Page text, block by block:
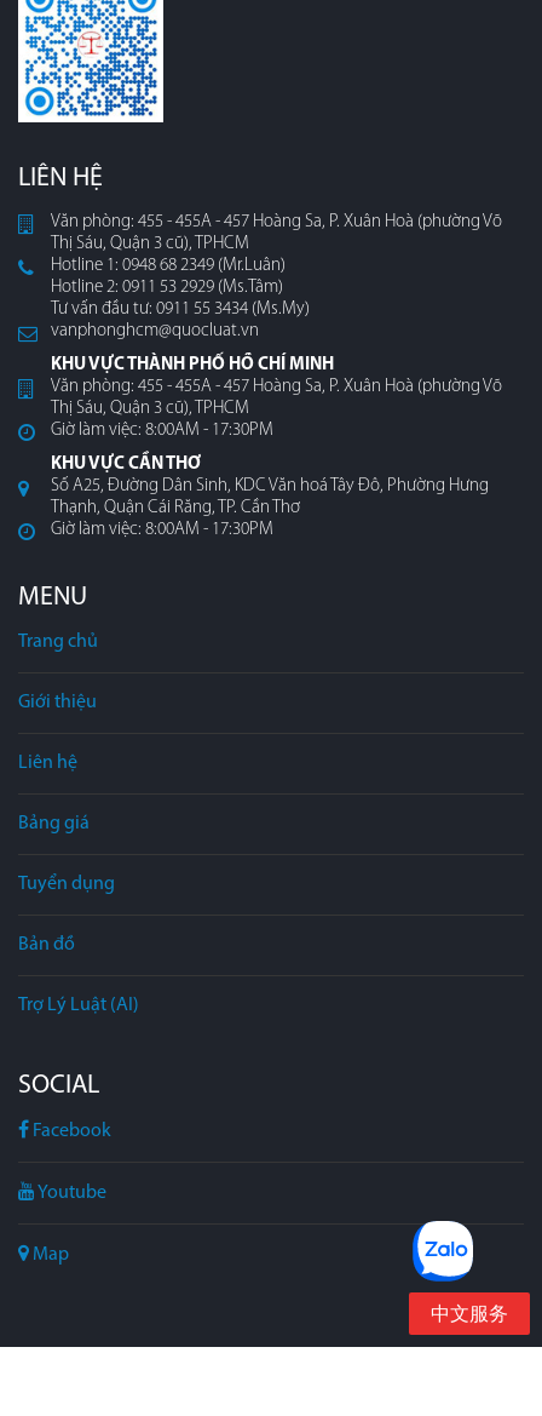
LIÊN HỆ
Văn phòng: 455 - 455A - 457 Hoàng Sa, P. Xuân Hoà (phường Võ
Thị Sáu, Quận 3 cũ), TPHCM
Hotline 1: 0948 68 2349 (Mr.Luân)
Hotline 2: 0911 53 2929 (Ms.Tâm)
Tư vấn đầu tư: 0911 55 3434 (Ms.My)
vanphonghcm@quocluat.vn
KHU VỰC THÀNH PHỐ HỒ CHÍ MINH
Văn phòng: 455 - 455A - 457 Hoàng Sa, P. Xuân Hoà (phường Võ
Thị Sáu, Quận 3 cũ), TPHCM
Giờ làm việc: 8:00AM - 17:30PM
KHU VỰC CẦN THƠ
Số A25, Đường Dân Sinh, KDC Văn hoá Tây Đô, Phường Hưng
Thạnh, Quận Cái Răng, TP. Cần Thơ
Giờ làm việc: 8:00AM - 17:30PM
MENU
Trang chủ
Giới thiệu
Liên hệ
Bảng giá
Tuyển dụng
Bản đồ
Trợ Lý Luật (AI)
SOCIAL
Facebook
Youtube
Map
中文服务